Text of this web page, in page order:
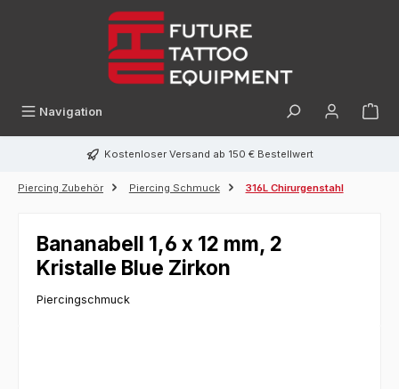
Navigation
Kostenloser Versand ab 150 € Bestellwert
Piercing Zubehör Piercing Schmuck 316L Chirurgenstahl
Bananabell 1,6 x 12 mm, 2
Kristalle Blue Zirkon
Piercingschmuck